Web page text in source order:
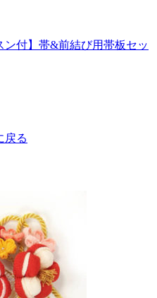
付】帯&前結び用帯板セッ
戻る